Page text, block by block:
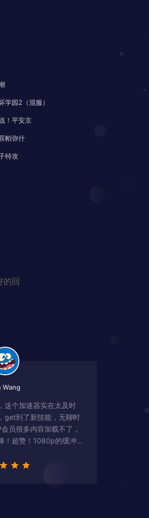
学园2（混服）
！平安京
帕弥什
特攻
的回
Wang
这个加速器实在太及时
get到了新技能，无聊时
员很多内容加载不了，
！超赞！1080p的缓冲完